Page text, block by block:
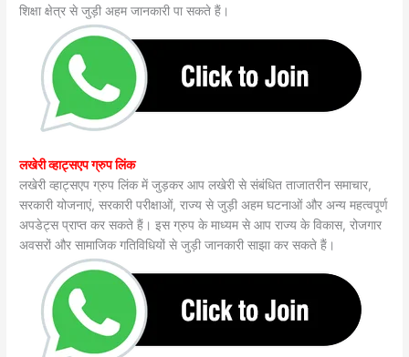
शिक्षा क्षेत्र से जुड़ी अहम जानकारी पा सकते हैं।
लखेरी व्हाट्सएप ग्रुप लिंक
लखेरी व्हाट्सएप ग्रुप लिंक में जुड़कर आप लखेरी से संबंधित ताजातरीन समाचार,
सरकारी योजनाएं, सरकारी परीक्षाओं, राज्य से जुड़ी अहम घटनाओं और अन्य महत्वपूर्ण
अपडेट्स प्राप्त कर सकते हैं। इस ग्रुप के माध्यम से आप राज्य के विकास, रोजगार
अवसरों और सामाजिक गतिविधियों से जुड़ी जानकारी साझा कर सकते हैं।